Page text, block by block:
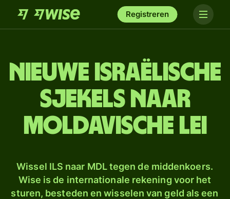
Registreren
Nieuwe Israëlische
sjekels naar
Moldavische lei
Wissel ILS naar MDL tegen de middenkoers.
Wise is de internationale rekening voor het
sturen, besteden en wisselen van geld als een